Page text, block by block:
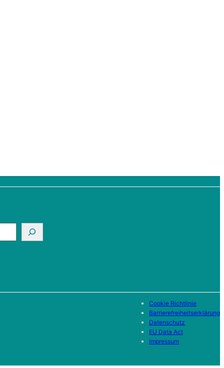
Cookie Richtlinie
Barrierefreiheitserklärung
Datenschutz
EU Data Act
Impressum